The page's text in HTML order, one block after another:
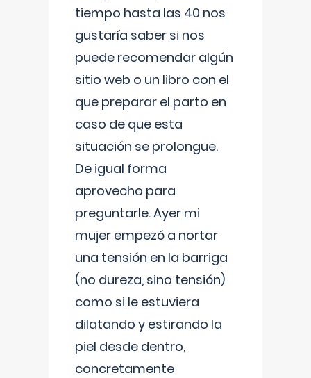
tiempo hasta las 40 nos
gustaría saber si nos
puede recomendar algún
sitio web o un libro con el
que preparar el parto en
caso de que esta
situación se prolongue.
De igual forma
aprovecho para
preguntarle. Ayer mi
mujer empezó a nortar
una tensión en la barriga
(no dureza, sino tensión)
como si le estuviera
dilatando y estirando la
piel desde dentro,
concretamente